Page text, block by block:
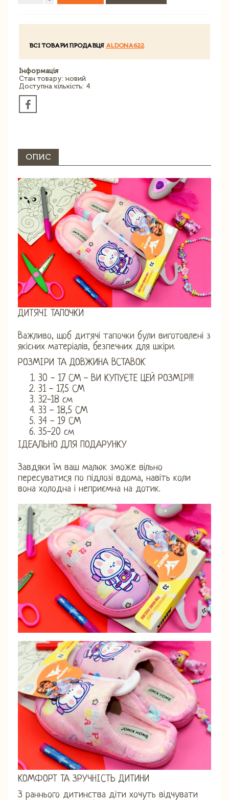
ВСІ ТОВАРИ ПРОДАВЦЯ ALDONA622
Інформація
Стан товару: новий
Доступна кількість: 4
ОПИС
ДИТЯЧІ ТАПОЧКИ
Важливо, щоб дитячі тапочки були виготовлені з
якісних матеріалів, безпечних для шкіри.
РОЗМІРИ ТА ДОВЖИНА ВСТАВОК
30 - 17 СМ - ВИ КУПУЄТЕ ЦЕЙ РОЗМІР!!!
31 - 17,5 СМ
32-18 см
33 - 18,5 СМ
34 - 19 СМ
35-20 см
ІДЕАЛЬНО ДЛЯ ПОДАРУНКУ
Завдяки їм ваш малюк зможе вільно
пересуватися по підлозі вдома, навіть коли
вона холодна і неприємна на дотик.
КОМФОРТ ТА ЗРУЧНІСТЬ ДИТИНИ
З раннього дитинства діти хочуть відчувати